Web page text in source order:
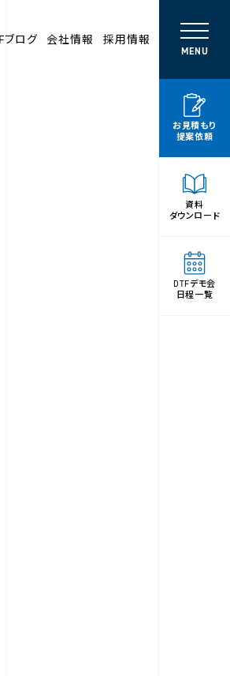
MENU
ブログ 会社情報 採用情報
お見積もり
提案依頼
資料
ダウンロード
DTFデモ会
日程一覧